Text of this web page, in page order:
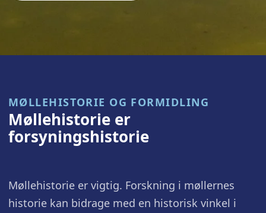
MØLLEHISTORIE OG FORMIDLING
Møllehistorie er
forsyningshistorie
Møllehistorie er vigtig. Forskning i møllernes
historie kan bidrage med en historisk vinkel i